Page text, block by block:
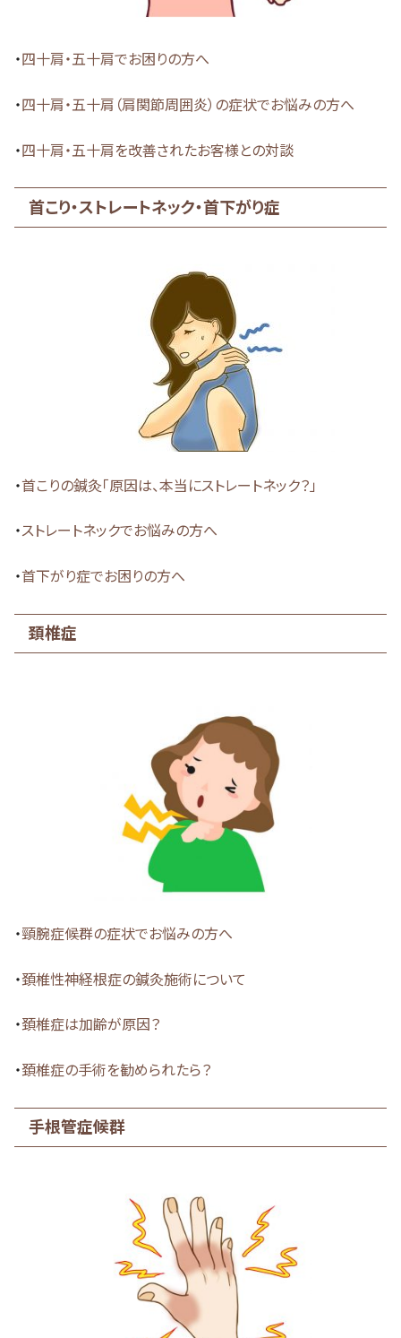
・ 四十肩・五十肩でお困りの方へ
・四十肩・五十肩（肩関節周囲炎）の症状でお悩みの方へ
・四十肩・五十肩を改善されたお客様との対談
首こり・ストレートネック・首下がり症
・首こりの鍼灸「原因は、本当にストレートネック？」
・ストレートネックでお悩みの方へ
・首下がり症でお困りの方へ
頚椎症
・頸腕症候群の症状でお悩みの方へ
・頚椎性神経根症の鍼灸施術について
・頚椎症は加齢が原因？
・頚椎症の手術を勧められたら？
手根管症候群